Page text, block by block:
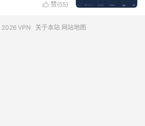
 赞(55)
2026 VPN 关于本站 网站地图